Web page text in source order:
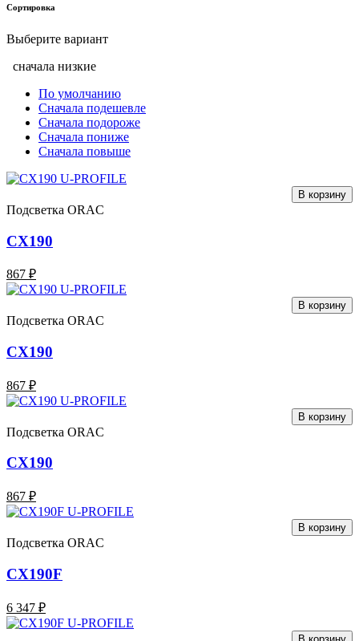
Сортировка
Выберите вариант
сначала низкие
По умолчанию
Сначала подешевле
Сначала подороже
Сначала пониже
Сначала повыше
В корзину
Подсветка ORAC
CX190
867 ₽
В корзину
Подсветка ORAC
CX190
867 ₽
В корзину
Подсветка ORAC
CX190
867 ₽
В корзину
Подсветка ORAC
CX190F
6 347 ₽